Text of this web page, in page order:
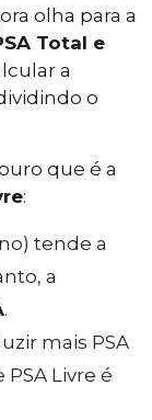
olha para a
Total e
a
o
que é a
:
tende a
a
.
mais PSA
Livre é